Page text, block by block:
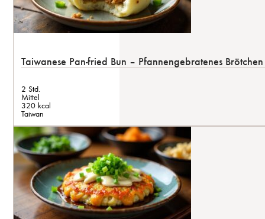
Taiwanese Pan-fried Bun – Pfannengebratenes Brötchen
2 Std.
Mittel
320 kcal
Taiwan